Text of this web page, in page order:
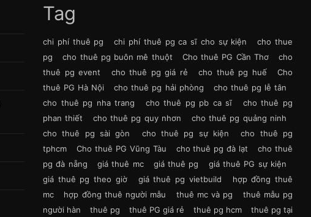
Tag
chi phí thuê pg chi phí thuê pg ca sĩ cho sự kiện
cho thue
pg
cho thuê pg buôn mê thuột Cho thuê PG Cần Thơ
cho
thuê pg event
cho thuê pg giá rẻ cho thuê pg huế
Cho
thuê PG Hà Nội
cho thuê pg hải phòng
cho thuê pg lễ tân
cho thuê pg nha trang
cho thuê pg pb ca sĩ
cho thuê pg
phan thiết
cho thuê pg quy nhơn
cho thuê pg quảng ninh
cho thuê pg sài gòn
cho thuê pg sự kiện
cho thuê pg
tphcm
Cho thuê PG Vũng Tàu cho thuê pg đà lạt
cho thuê
pg đà nẵng
giá thuê mc giá thuê pg
giá thuê PG sự kiện
giá thuê pg theo giờ
giá thuê pg vietbuild
hợp đồng thuê
mc
hợp đồng thuê người mẫu thuê mc và pg
thuê mẫu pg
người hàn
thuê pg thuê PG giá rẻ thuê pg hcm
thuê pg tại